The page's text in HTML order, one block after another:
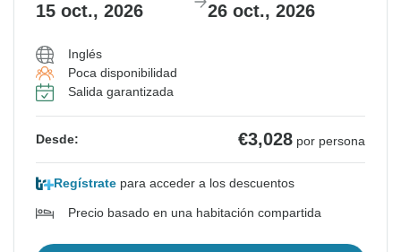
15 oct., 2026 26 oct., 2026
Inglés
Poca disponibilidad
Salida garantizada
Desde: €3,028 por persona
Regístrate para acceder a los descuentos
Precio basado en una habitación compartida